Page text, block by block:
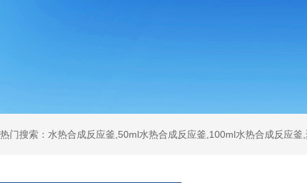
热门搜索：水热合成反应釜,50ml水热合成反应釜,100ml水热合成反应